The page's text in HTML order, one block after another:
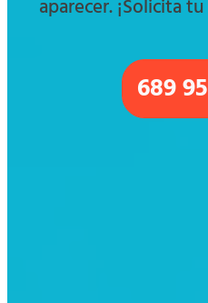
aparecer. ¡Solicita
689